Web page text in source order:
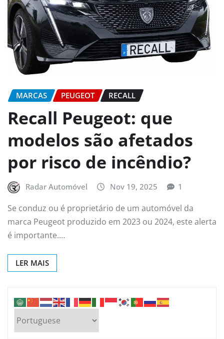
MARCAS PEUGEOT RECALL
Recall Peugeot: que
modelos são afetados
por risco de incêndio?
Radar Automóvel Nov 19, 2025 1
Se conduz ou é proprietário de um automóvel da
marca Peugeot produzido em 2023 ou 2024, este alerta
é importante.…
LER MAIS